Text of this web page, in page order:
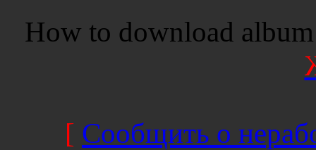
How to download
[ Сообщить о